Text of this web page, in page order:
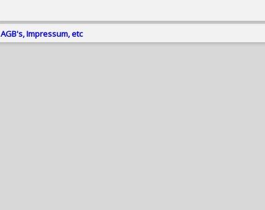
AGB's, Impressum, etc